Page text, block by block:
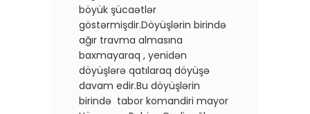
böyük şücaətlər
göstərmişdir.Döyüşlərin birində
ağır travma almasına
baxmayaraq , yenidən
döyüşlərə qatılaraq döyüşə
davam edir.Bu döyüşlərin
birində tabor komandiri mayor